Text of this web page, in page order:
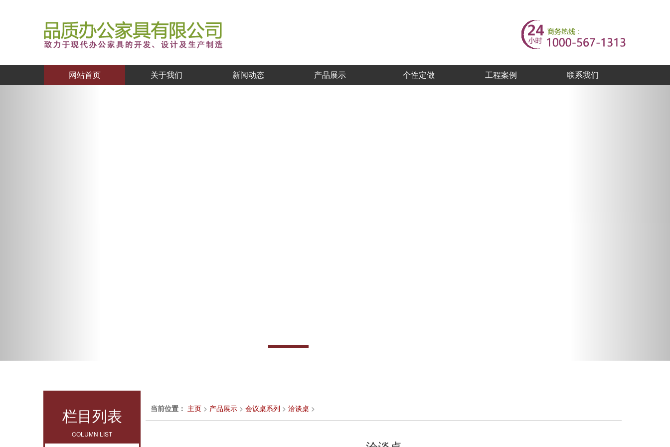
网站首页 关于我们 新闻动态 产品展示 个性定做 工程案例 联系我们
栏目列表
COLUMN LIST
当前位置： 主页 > 产品展示 > 会议桌系列 > 洽谈桌 >